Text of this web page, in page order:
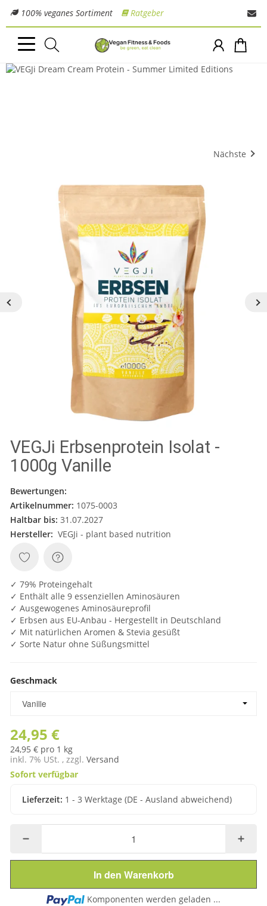
100% veganes Sortiment Ratgeber
Nächste
VEGJi Erbsenprotein Isolat -
1000g Vanille
Bewertungen:
Artikelnummer: 1075-0003
Haltbar bis: 31.07.2027
Hersteller: VEGJi - plant based nutrition
✓ 79% Proteingehalt
✓ Enthält alle 9 essenziellen Aminosäuren
✓ Ausgewogenes Aminosäureprofil
✓ Erbsen aus EU-Anbau - Hergestellt in Deutschland
✓ Mit natürlichen Aromen & Stevia gesüßt
✓ Sorte Natur ohne Süßungsmittel
Geschmack
Vanille
24,95 €
24,95 € pro 1 kg
inkl. 7% USt. , zzgl. Versand
Sofort verfügbar
Lieferzeit: 1 - 3 Werktage(DE - Ausland abweichend)
In den Warenkorb
Loading...
Komponenten werden geladen ...